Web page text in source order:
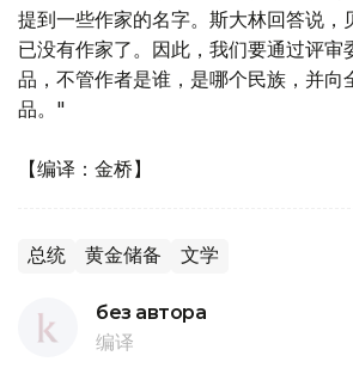
提到一些作家的名字。斯大林回答说，
已没有作家了。因此，我们要通过评审
品，不管作者是谁，是哪个民族，并向
品。"
【编译：金桥】
总统 黄金储备 文学
без автора
编译